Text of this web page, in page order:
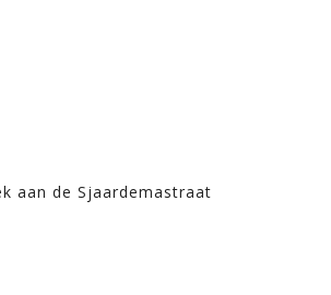
aan de Sjaardemastraat